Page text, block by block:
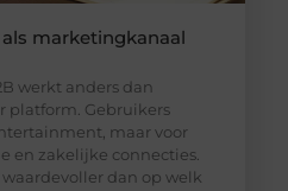
marketingkanaal
werkt anders dan
platform. Gebruikers
maar voor
en zakelijke connecties.
dan op welk